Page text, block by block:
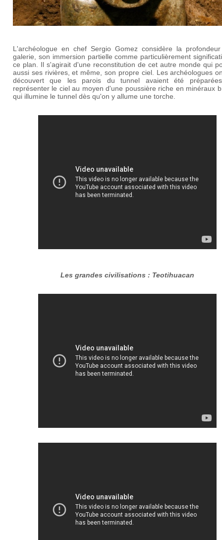
L'archéologue en chef Sergio Gomez considère la
galerie, son immersion partielle comme particulièrement
ce plan. Il s'agirait d'une reconstitution de cet autre monde qui
aussi ses rivières, et même, son propre ciel. Les archéologues
découvert que les parois du tunnel avaient été
représenter le ciel au moyen d'une poussière riche en minéraux
qui illumine le tunnel dès qu'on y allume une torche.
Les grandes civilisations : Teotihuacan